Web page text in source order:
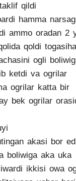
qildi
hamma
ammo oradan 2
qoldi
ogli
ketdi va ogrilar
ogrilar katta bir
bek ogrilar
akasi bor
boliwiga aka uka
ikkisi owa